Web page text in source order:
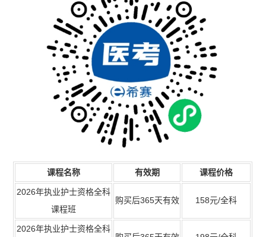
课程名称 有效期 课程价格
2026年执业护士资格全科
课程班
购买后365天有效 158元/全科
2026年执业护士资格全科